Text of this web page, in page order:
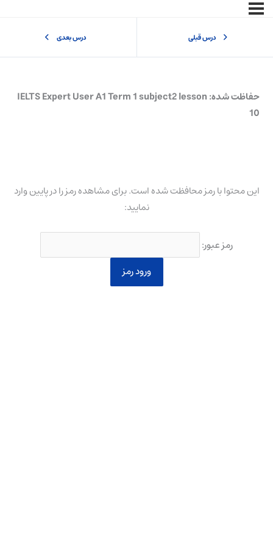
درس قبلی درس بعدی
حفاظت شده: IELTS Expert User A1 Term 1 subject2 lesson
10
این محتوا با رمز محافظت شده است. برای مشاهده رمز را در پایین وارد
نمایید:
رمز عبور: